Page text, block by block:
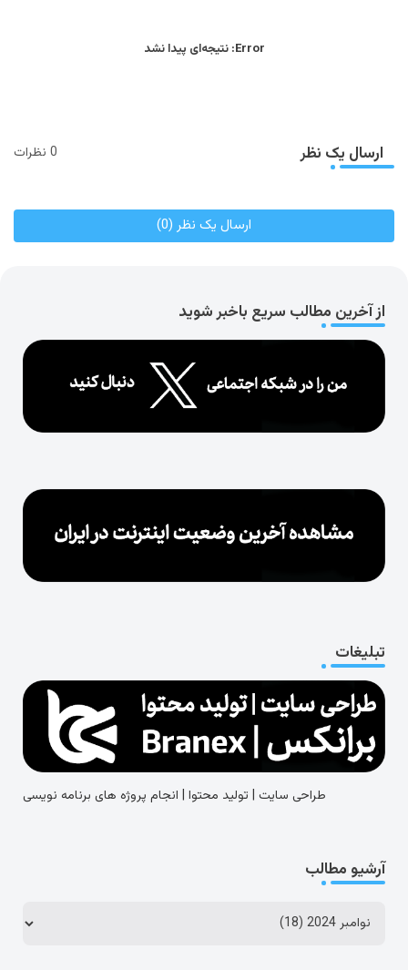
Error: نتیجه‌ای پیدا نشد
ارسال یک نظر 0 نظرات
ارسال یک نظر (0)
از آخرین مطالب سریع باخبر شوید
تبلیغات
طراحی سایت | تولید محتوا | انجام پروژه های برنامه نویسی
آرشیو مطالب